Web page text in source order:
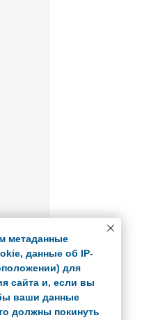
метаданные
данные об IP-
для
сайта и, если вы
ваши данные
должны покинуть